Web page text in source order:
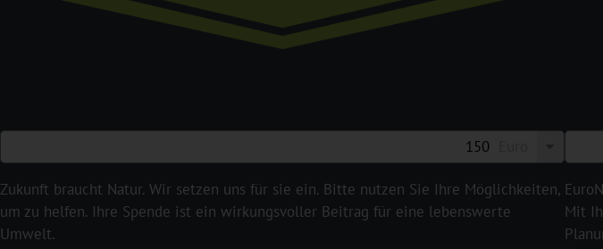
Zukunft braucht Natur. Wir setzen uns für sie ein. Bitte nutzen Sie Ihre Möglichkeiten,
um zu helfen. Ihre Spende ist ein wirkungsvoller Beitrag für eine lebenswerte
Umwelt.
Mit